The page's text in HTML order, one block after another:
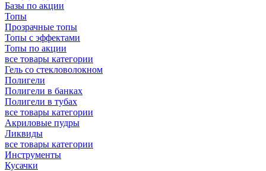
Базы по акции
Топы
Прозрачные топы
Топы с эффектами
Топы по акции
все товары категории
Гель со стекловолокном
Полигели
Полигели в банках
Полигели в тубах
все товары категории
Акриловые пудры
Ликвиды
все товары категории
Инструменты
Кусачки